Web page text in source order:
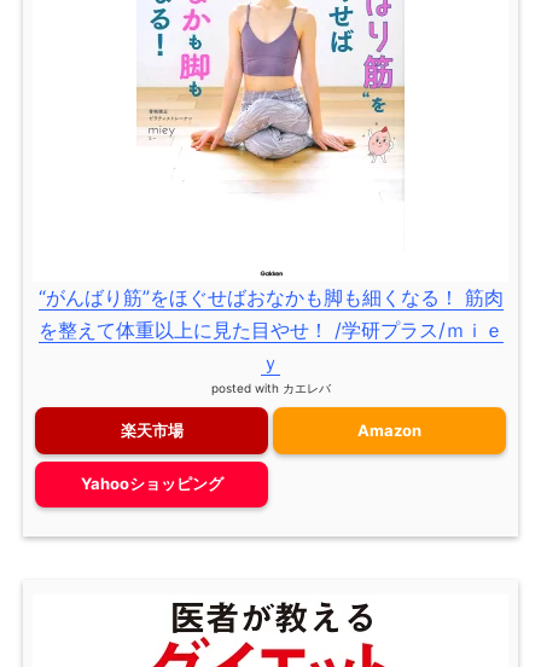
“がんばり筋”をほぐせばおなかも脚も細くなる！ 筋肉
を整えて体重以上に見た目やせ！ /学研プラス/ｍｉｅ
ｙ
posted with カエレバ
楽天市場 Amazon
Yahooショッピング